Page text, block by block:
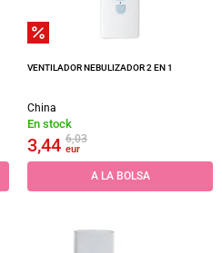
VENTILADOR NEBULIZADOR 2 EN 1
China
En stock
3,44 6,03
eur
A LA BOLSA